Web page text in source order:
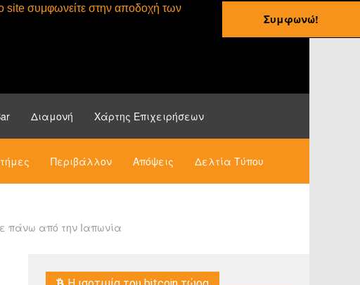
site συμφωνείτε στην αποδοχή των
Συμφωνώ!
Διαμονή Χάρτης Επιχειρήσεων
Περιβάλλον Απόψεις Δελτία Τύπου
πάνω από την Ιαπωνία